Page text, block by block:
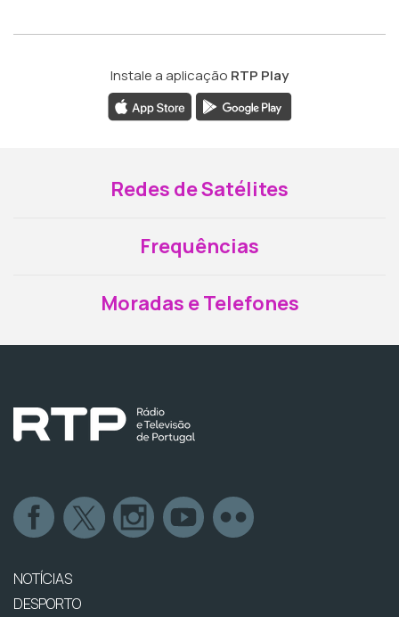
Instale a aplicação RTP Play
Redes de Satélites
Frequências
Moradas e Telefones
NOTÍCIAS
DESPORTO